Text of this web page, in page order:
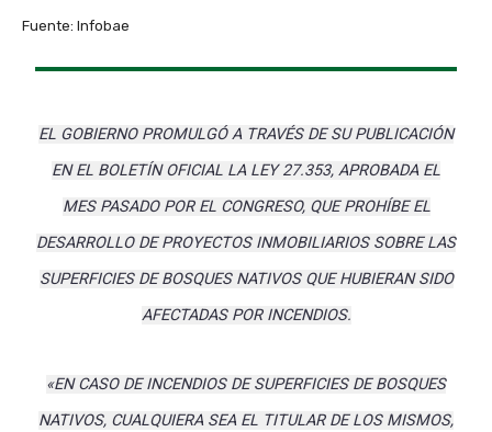
Fuente: Infobae
EL GOBIERNO PROMULGÓ A TRAVÉS DE SU PUBLICACIÓN
EN EL BOLETÍN OFICIAL LA LEY 27.353, APROBADA EL
MES PASADO POR EL CONGRESO, QUE PROHÍBE EL
DESARROLLO DE PROYECTOS INMOBILIARIOS SOBRE LAS
SUPERFICIES DE BOSQUES NATIVOS QUE HUBIERAN SIDO
AFECTADAS POR INCENDIOS.
«EN CASO DE INCENDIOS DE SUPERFICIES DE BOSQUES
NATIVOS, CUALQUIERA SEA EL TITULAR DE LOS MISMOS,